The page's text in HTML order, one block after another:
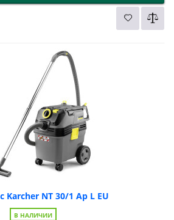
Karcher NT 30/1 Ap L EU
В НАЛИЧИИ